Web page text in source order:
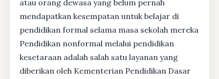
atau orang dewasa yang belum pernah
mendapatkan kesempatan untuk belajar di
pendidikan formal selama masa sekolah mereka
Pendidikan nonformal melalui pendidikan
kesetaraan adalah salah satu layanan yang
diberikan oleh Kementerian Pendidikan Dasar